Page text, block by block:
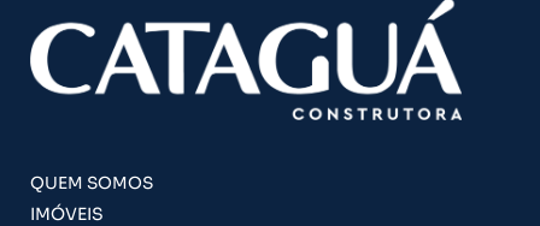
QUEM SOMOS
IMÓVEIS